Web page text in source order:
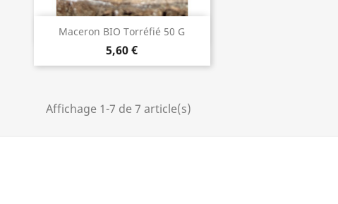
Maceron BIO Torréfié 50 G
5,60 €
Aperçu rapide
Affichage 1-7 de 7 article(s)